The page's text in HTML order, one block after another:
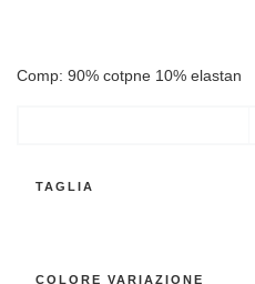
Comp: 90% cotpne 10% elastan
TAGLIA
COLORE VARIAZIONE